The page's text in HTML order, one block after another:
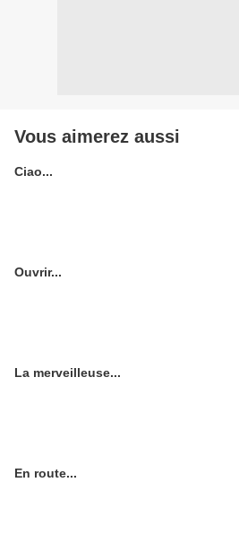
Vous aimerez aussi
Ciao...
Ouvrir...
La merveilleuse...
En route...